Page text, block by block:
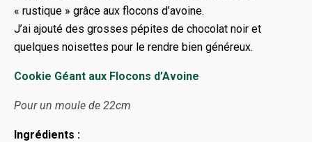
« rustique » grâce aux flocons d’avoine.
J’ai ajouté des grosses pépites de chocolat noir et
quelques noisettes pour le rendre bien généreux.
Cookie Géant aux Flocons d’Avoine
Pour un moule de 22cm
Ingrédients :